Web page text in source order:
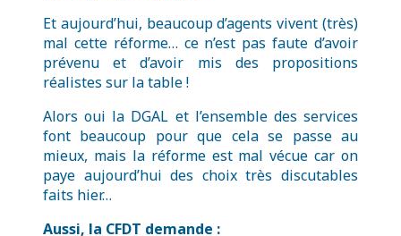
Et aujourd’hui, beaucoup d’agents vivent (très)
mal cette réforme… ce n’est pas faute d’avoir
prévenu et d’avoir mis des propositions
réalistes sur la table !
Alors oui la DGAL et l’ensemble des services
font beaucoup pour que cela se passe au
mieux, mais la réforme est mal vécue car on
paye aujourd’hui des choix très discutables
faits hier…
Aussi, la CFDT demande :